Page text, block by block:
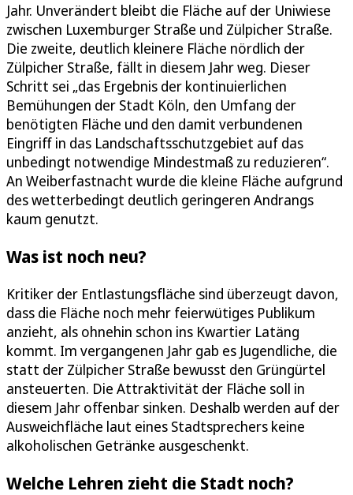
Jahr. Unverändert bleibt die Fläche auf der Uniwiese
zwischen Luxemburger Straße und Zülpicher Straße.
Die zweite, deutlich kleinere Fläche nördlich der
Zülpicher Straße, fällt in diesem Jahr weg. Dieser
Schritt sei „das Ergebnis der kontinuierlichen
Bemühungen der Stadt Köln, den Umfang der
benötigten Fläche und den damit verbundenen
Eingriff in das Landschaftsschutzgebiet auf das
unbedingt notwendige Mindestmaß zu reduzieren“.
An Weiberfastnacht wurde die kleine Fläche aufgrund
des wetterbedingt deutlich geringeren Andrangs
kaum genutzt.
Was ist noch neu?
Kritiker der Entlastungsfläche sind überzeugt davon,
dass die Fläche noch mehr feierwütiges Publikum
anzieht, als ohnehin schon ins Kwartier Latäng
kommt. Im vergangenen Jahr gab es Jugendliche, die
statt der Zülpicher Straße bewusst den Grüngürtel
ansteuerten. Die Attraktivität der Fläche soll in
diesem Jahr offenbar sinken. Deshalb werden auf der
Ausweichfläche laut eines Stadtsprechers keine
alkoholischen Getränke ausgeschenkt.
Welche Lehren zieht die Stadt noch?